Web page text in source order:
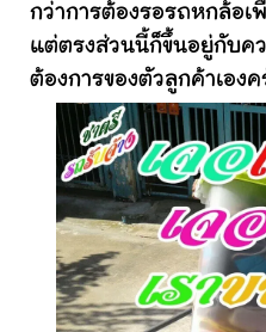
กว่าการต้องรอรถหกล้อ
แต่ตรงส่วนนี้ก็ขึ้นอยู่กับค
ต้องการของตัวลูกค้าเอง